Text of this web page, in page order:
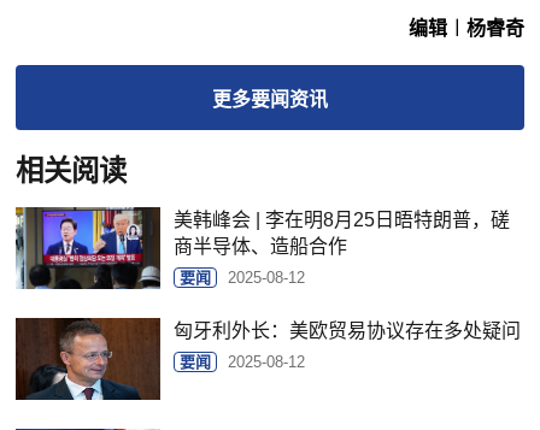
编辑︱杨睿奇
更多要闻资讯
相关阅读
美韩峰会 | 李在明8月25日晤特朗普，磋
商半导体、造船合作
要闻 2025-08-12
匈牙利外长：美欧贸易协议存在多处疑问
要闻 2025-08-12